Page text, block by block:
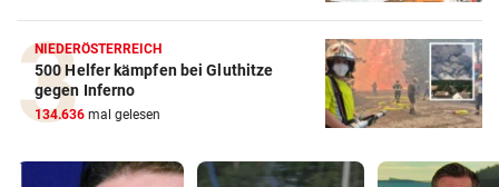
NIEDERÖSTERREICH
500 Helfer kämpfen bei Gluthitze
gegen Inferno
134.636 mal gelesen